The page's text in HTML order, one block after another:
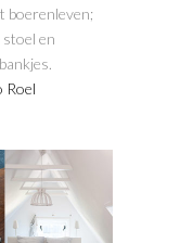
boerenleven;
en
Roel